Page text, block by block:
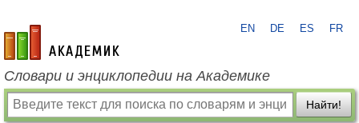
academic.ru
EN DE ES FR
Словари и энциклопедии на Академике
Найти!